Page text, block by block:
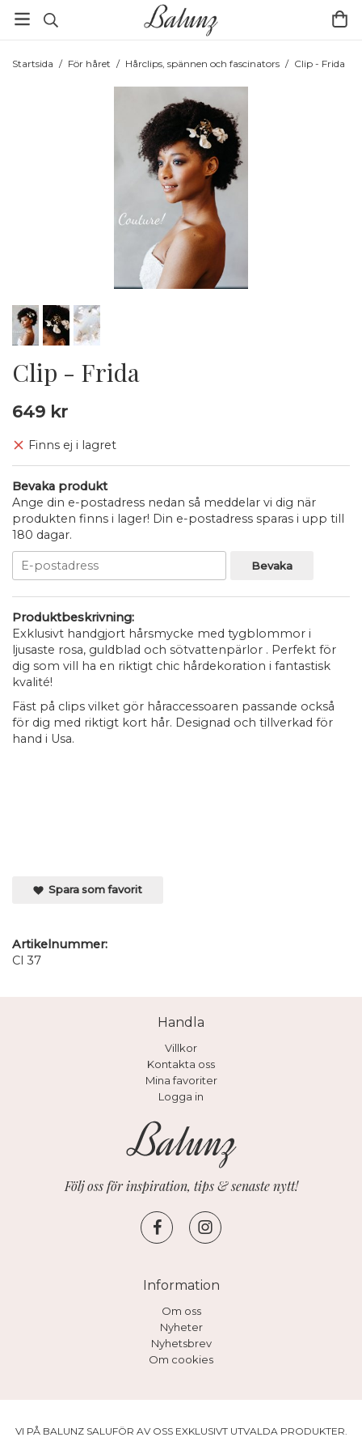
Startsida / För håret / Hårclips, spännen och fascinators / Clip - Frida
Clip - Frida
649 kr
Finns ej i lagret
Bevaka produkt
Ange din e-postadress nedan så meddelar vi dig när
produkten finns i lager! Din e-postadress sparas i upp till
180 dagar.
Bevaka
Produktbeskrivning:
Exklusivt handgjort hårsmycke med tygblommor i
ljusaste rosa, guldblad och sötvattenpärlor . Perfekt för
dig som vill ha en riktigt chic hårdekoration i fantastisk
kvalité!
Fäst på clips vilket gör håraccessoaren passande också
för dig med riktigt kort hår. Designad och tillverkad för
hand i Usa.
Spara som favorit
Artikelnummer:
Cl 37
Handla
Villkor
Kontakta oss
Mina favoriter
Logga in
Följ oss för inspiration, tips & senaste nytt!
Information
Om oss
Nyheter
Nyhetsbrev
Om cookies
VI PÅ BALUNZ SALUFÖR AV OSS EXKLUSIVT UTVALDA PRODUKTER.